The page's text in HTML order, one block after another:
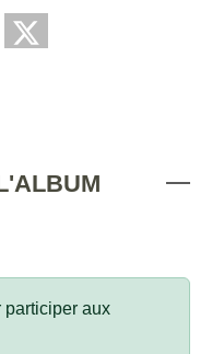
participer aux